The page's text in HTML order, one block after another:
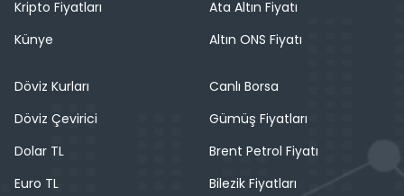
Kripto Fiyatları
Künye
Ata Altın Fiyatı
Altın ONS Fiyatı
Döviz Kurları
Döviz Çevirici
Dolar TL
Euro TL
Canlı Borsa
Gümüş Fiyatları
Brent Petrol Fiyatı
Bilezik Fiyatları